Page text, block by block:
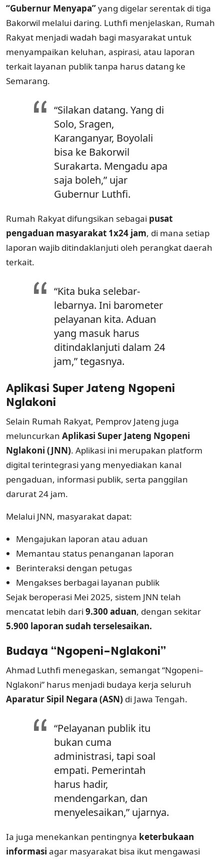
“Gubernur Menyapa”yang digelar serentak di tiga
Bakorwil melalui daring. Luthfi menjelaskan, Rumah
Rakyat menjadi wadah bagi masyarakat untuk
menyampaikan keluhan, aspirasi, atau laporan
terkait layanan publik tanpa harus datang ke
Semarang.
“Silakan datang. Yang di
Solo, Sragen,
Karanganyar, Boyolali
bisa ke Bakorwil
Surakarta. Mengadu apa
saja boleh,” ujar
Gubernur Luthfi.
Rumah Rakyat difungsikan sebagai pusat
pengaduan masyarakat 1x24 jam, di mana setiap
laporan wajib ditindaklanjuti oleh perangkat daerah
terkait.
“Kita buka selebar-
lebarnya. Ini barometer
pelayanan kita. Aduan
yang masuk harus
ditindaklanjuti dalam 24
jam,” tegasnya.
Aplikasi Super Jateng Ngopeni
Nglakoni
Selain Rumah Rakyat, Pemprov Jateng juga
meluncurkan Aplikasi Super Jateng Ngopeni
Nglakoni (JNN). Aplikasi ini merupakan platform
digital terintegrasi yang menyediakan kanal
pengaduan, informasi publik, serta panggilan
darurat 24 jam.
Melalui JNN, masyarakat dapat:
Mengajukan laporan atau aduan
Memantau status penanganan laporan
Berinteraksi dengan petugas
Mengakses berbagai layanan publik
Sejak beroperasi Mei 2025, sistem JNN telah
mencatat lebih dari 9.300 aduan, dengan sekitar
5.900 laporan sudah terselesaikan.
Budaya “Ngopeni–Nglakoni”
Ahmad Luthfi menegaskan, semangat “Ngopeni–
Nglakoni” harus menjadi budaya kerja seluruh
Aparatur Sipil Negara (ASN) di Jawa Tengah.
“Pelayanan publik itu
bukan cuma
administrasi, tapi soal
empati. Pemerintah
harus hadir,
mendengarkan, dan
menyelesaikan,” ujarnya.
Ia juga menekankan pentingnya keterbukaan
informasi agar masyarakat bisa ikut mengawasi